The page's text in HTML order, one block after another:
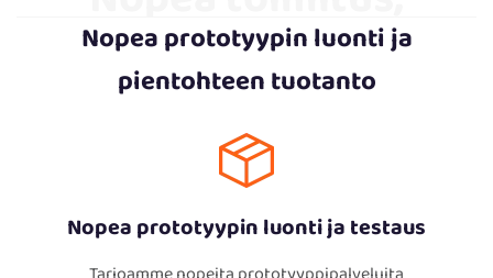
kiihdytä markkina-
ulkomaan menoa
Nopea prototyypin luonti ja
pientohteen tuotanto
Nopea prototyypin luonti ja testaus